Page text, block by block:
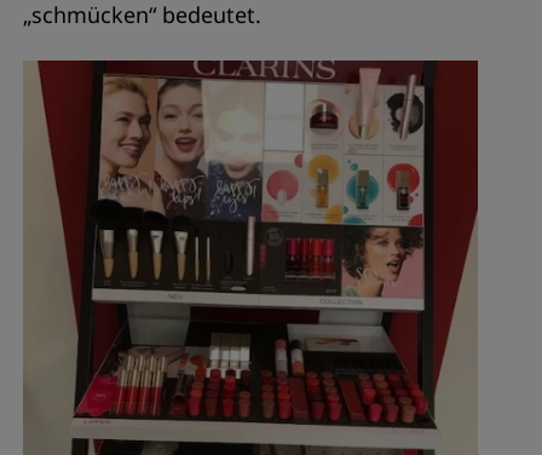
„schmücken“ bedeutet.